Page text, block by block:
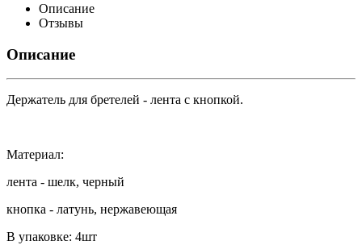
Описание
Отзывы
Описание
Держатель для бретелей - лента с кнопкой.
Материал:
лента - шелк, черный
кнопка - латунь, нержавеющая
В упаковке: 4шт